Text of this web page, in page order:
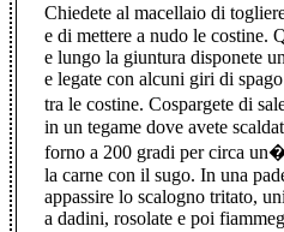
Chiedete al macellaio di
e di mettere a nudo le costine.
e lungo la giuntura disponete
e legate con alcuni giri di
tra le costine. Cospargete di
in un tegame dove avete
forno a 200 gradi per circa
la carne con il sugo. In una
appassire lo scalogno tritato,
a dadini, rosolate e poi